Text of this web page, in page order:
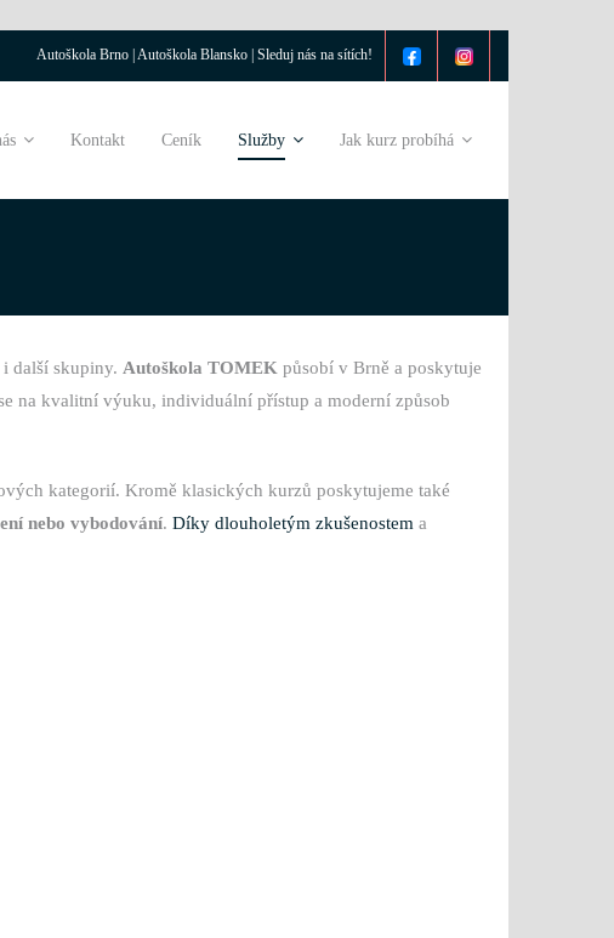
Autoškola Brno | Autoškola Blansko | Sleduj nás na sítích!
Kontakt Ceník Služby Jak kurz probíhá
další skupiny. Autoškola TOMEK působí v Brně a poskytuje
na kvalitní výuku, individuální přístup a moderní způsob
kategorií. Kromě klasických kurzů poskytujeme také
nebo vybodování. Díky dlouholetým zkušenostem a